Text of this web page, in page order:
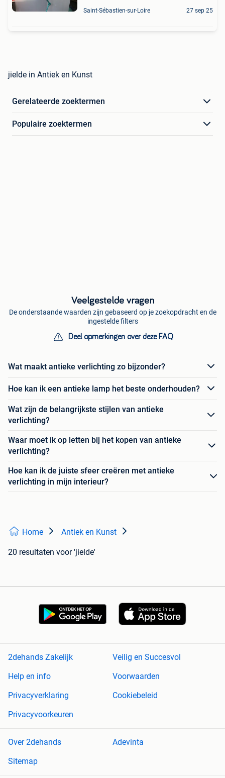
Saint-Sébastien-sur-Loire 27 sep 25
jielde in Antiek en Kunst
Gerelateerde zoektermen
Populaire zoektermen
Veelgestelde vragen
De onderstaande waarden zijn gebaseerd op je zoekopdracht en de
ingestelde filters
Deel opmerkingen over deze FAQ
Wat maakt antieke verlichting zo bijzonder?
Hoe kan ik een antieke lamp het beste onderhouden?
Wat zijn de belangrijkste stijlen van antieke
verlichting?
Waar moet ik op letten bij het kopen van antieke
verlichting?
Hoe kan ik de juiste sfeer creëren met antieke
verlichting in mijn interieur?
Home Antiek en Kunst
20 resultaten voor 'jielde'
2dehands Zakelijk
Veilig en Succesvol
Help en info
Voorwaarden
Privacyverklaring
Cookiebeleid
Privacyvoorkeuren
Over 2dehands
Adevinta
Sitemap